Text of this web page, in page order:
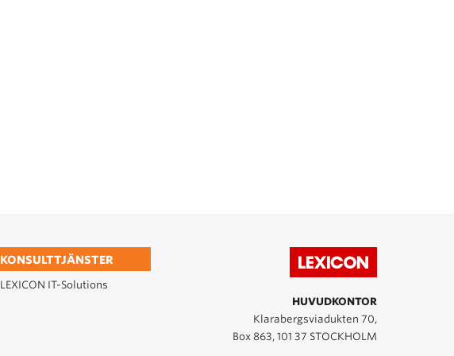
KONSULTTJÄNSTER
LEXICON IT-Solutions
HUVUDKONTOR
Klarabergsviadukten 70,
Box 863, 101 37 STOCKHOLM